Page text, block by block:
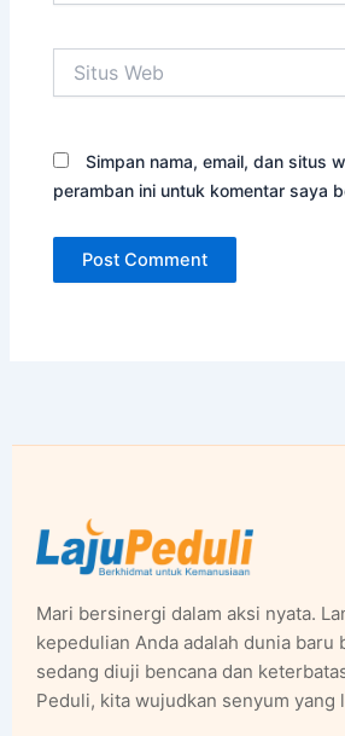
Web
Simpan nama, email, dan situs
peramban ini untuk komentar saya
Mari bersinergi dalam aksi nyata.
kepedulian Anda adalah dunia baru
sedang diuji bencana dan
Peduli, kita wujudkan senyum yang